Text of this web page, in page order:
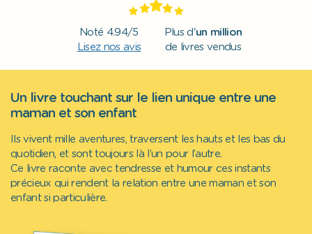
Noté 4.94/5
Lisez nos avis
Plus d'un million
de livres vendus
Un livre touchant sur le lien unique entre une
maman et son enfant
Ils vivent mille aventures, traversent les hauts et les bas du
quotidien, et sont toujours là l’un pour l’autre.
Ce livre raconte avec tendresse et humour ces instants
précieux qui rendent la relation entre une maman et son
enfant si particulière.